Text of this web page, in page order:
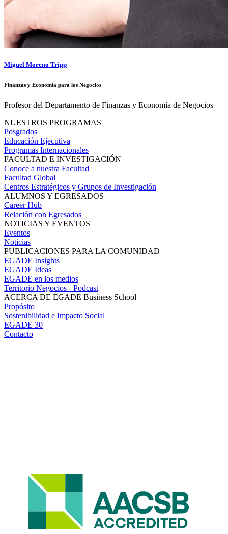
Miguel Moreno Tripp
Finanzas y Economía para los Negocios
Profesor del Departamento de Finanzas y Economía de Negocios
NUESTROS PROGRAMAS
Posgrados
Educación Ejecutiva
Programas Internacionales
FACULTAD E INVESTIGACIÓN
Conoce a nuestra Facultad
Facultad Global
Centros Estratégicos y Grupos de Investigación
ALUMNOS Y EGRESADOS
Career Hub
Relación con Egresados
NOTICIAS Y EVENTOS
Eventos
Noticias
PUBLICACIONES PARA LA COMUNIDAD
EGADE Insights
EGADE Ideas
EGADE en los medios
Territorio Negocios - Podcast
ACERCA DE EGADE Business School
Propósito
Sostenibilidad e Impacto Social
EGADE 30
Contacto